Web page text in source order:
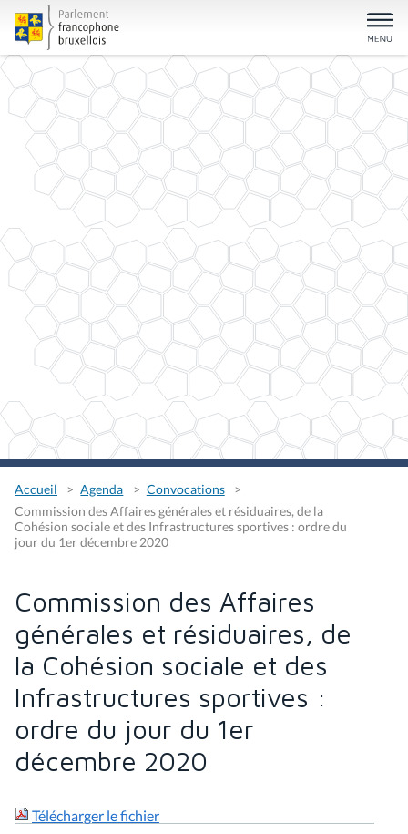
Accueil Agenda
Convocations
Commission des Affaires générales et résiduaires, de la
Cohésion sociale et des Infrastructures sportives : ordre du
jour du 1er décembre 2020
Commission des Affaires
générales et résiduaires, de
la Cohésion sociale et des
Infrastructures sportives :
ordre du jour du 1er
décembre 2020
Télécharger le fichier